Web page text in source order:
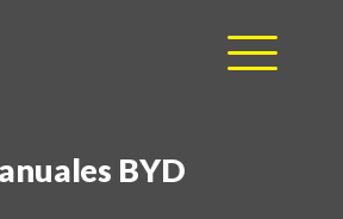
BYD